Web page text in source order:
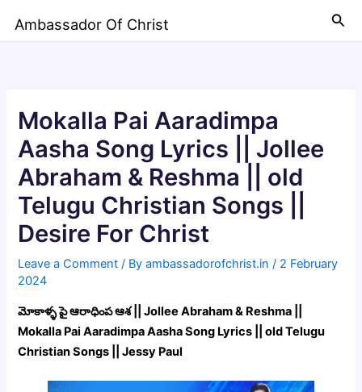
Ambassador Of Christ
Mokalla Pai Aaradimpa
Aasha Song Lyrics || Jollee
Abraham & Reshma || old
Telugu Christian Songs ||
Desire For Christ
Leave a Comment / Byambassadorofchrist.in/ 2 February
2024
మోకాళ్ళ పై ఆరాధింప ఆశ || Jollee Abraham & Reshma ||
Mokalla Pai Aaradimpa Aasha Song Lyrics || old Telugu
Christian Songs || Jessy Paul